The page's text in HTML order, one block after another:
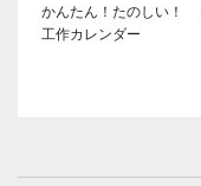
かんたん！たのしい！
工作カレンダー